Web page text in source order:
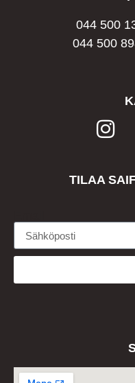
044 500
044 500
TILAA